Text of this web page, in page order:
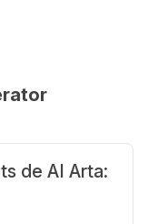
de AI Arta: